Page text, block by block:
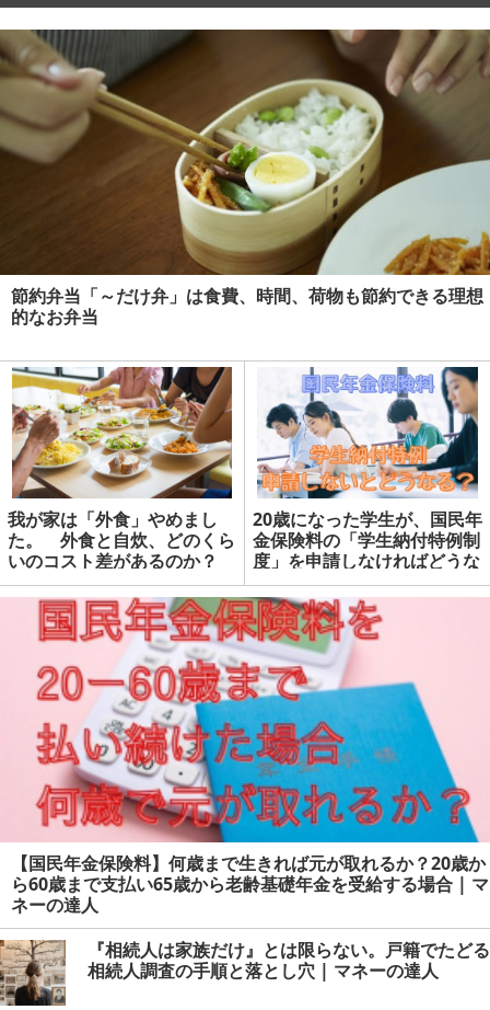
節約弁当「～だけ弁」は食費、時間、荷物も節約できる理想
的なお弁当
我が家は「外食」やめまし
た。 外食と自炊、どのくら
いのコスト差があるのか？
20歳になった学生が、国民年
金保険料の「学生納付特例制
度」を申請しなければどうな
る？ | マネーの達人
【国民年金保険料】何歳まで生きれば元が取れるか？20歳か
ら60歳まで支払い65歳から老齢基礎年金を受給する場合 | マ
ネーの達人
『相続人は家族だけ』とは限らない。戸籍でたどる
相続人調査の手順と落とし穴 | マネーの達人